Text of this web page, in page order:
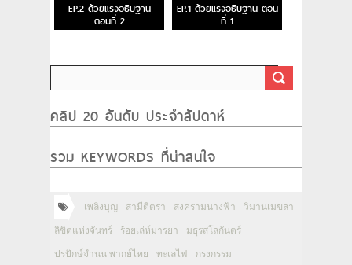
EP.2 ด้วยแรงอธิษฐาน
ตอนที่ 2
EP.1 ด้วยแรงอธิษฐาน ตอน
ที่ 1
คลิป 20 อันดับ ประจำสัปดาห์
รวม KEYWORDS ที่น่าสนใจ
เพลิงบุญ สามีตีตรา สงครามนางฟ้า วิมานเมขลา
ลิขิตแห่งจันทร์ ร้อยเล่ห์มารยา มธุรสโลกันตร์
ปรปักษ์จำนน พากย์ไทย ทะเลไฟ กรงกรรม